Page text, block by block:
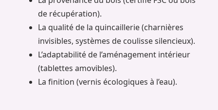
de récupération).
La qualité de la quincaillerie (charnières
invisibles, systèmes de coulisse silencieux).
L’adaptabilité de l’aménagement intérieur
(tablettes amovibles).
La finition (vernis écologiques à l’eau).